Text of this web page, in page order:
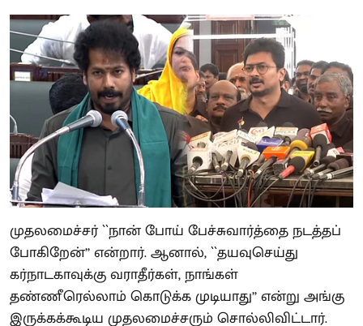
முதலமைச்சர் ``நான் போய் பேச்சுவார்த்தை நடத்தப்
போகிறேன்’’ என்றார். ஆனால், ``தயவுசெய்து
கர்நாடகாவுக்கு வராதீர்கள், நாங்கள்
தண்ணீரெல்லாம் கொடுக்க முடியாது’’ என்று அங்கு
இருக்கக்கூடிய முதலமைச்சரும் சொல்லிவிட்டார்.